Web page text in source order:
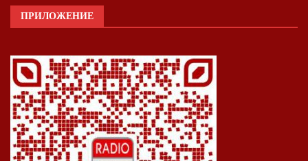
ПРИЛОЖЕНИЕ